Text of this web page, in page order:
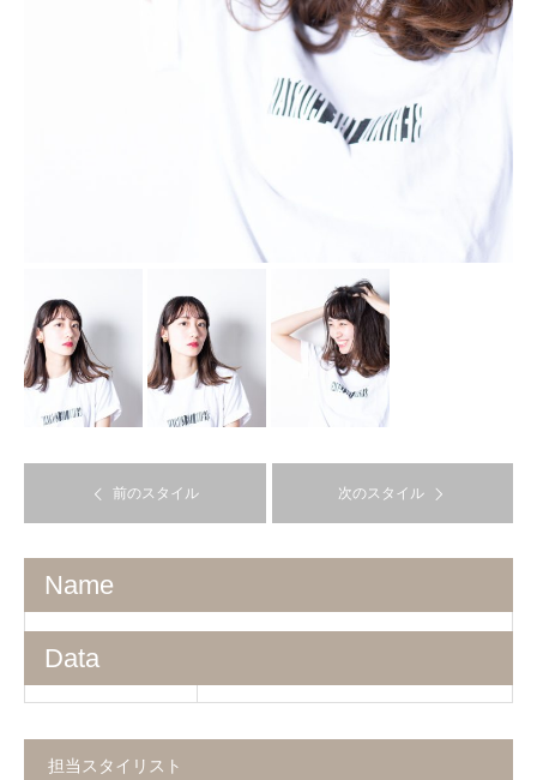
前のスタイル 次のスタイル
Name
Data
担当スタイリスト